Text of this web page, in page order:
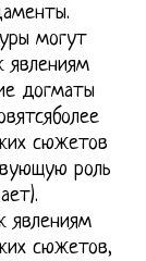
могут
явлениям
догматы
сюжетов
роль
явлениям
сюжетов,